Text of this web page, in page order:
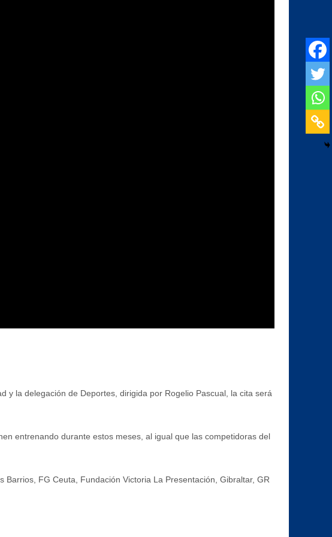
y la delegación de Deportes, dirigida por Rogelio Pascual, la cita será
entrenando durante estos meses, al igual que las competidoras del
FG Ceuta, Fundación Victoria La Presentación, Gibraltar, GR